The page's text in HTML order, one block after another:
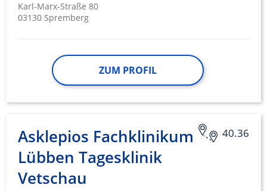
Karl-Marx-Straße 80
03130 Spremberg
ZUM PROFIL
40.36
Asklepios Fachklinikum
Lübben Tagesklinik
Vetschau